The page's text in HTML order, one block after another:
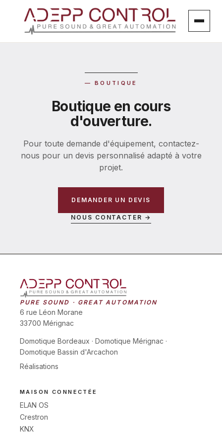
contenu
— BOUTIQUE
Boutique en cours
d'ouverture.
Pour toute demande d'équipement, contactez-
nous pour un devis personnalisé adapté à votre
projet.
DEMANDER UN DEVIS
NOUS CONTACTER →
PURE SOUND · GREAT AUTOMATION
6 rue Léon Morane
33700 Mérignac
Domotique Bordeaux · Domotique Mérignac ·
Domotique Bassin d'Arcachon
Réalisations
MAISON CONNECTÉE
ELAN OS
Crestron
KNX